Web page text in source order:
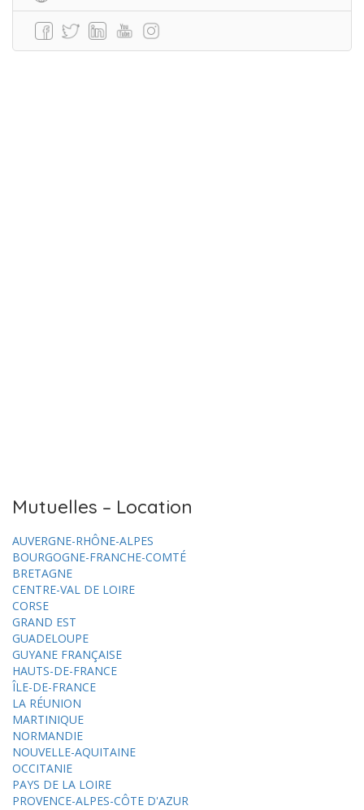
Mutuelles – Location
AUVERGNE-RHÔNE-ALPES
BOURGOGNE-FRANCHE-COMTÉ
BRETAGNE
CENTRE-VAL DE LOIRE
CORSE
GRAND EST
GUADELOUPE
GUYANE FRANÇAISE
HAUTS-DE-FRANCE
ÎLE-DE-FRANCE
LA RÉUNION
MARTINIQUE
NORMANDIE
NOUVELLE-AQUITAINE
OCCITANIE
PAYS DE LA LOIRE
PROVENCE-ALPES-CÔTE D'AZUR